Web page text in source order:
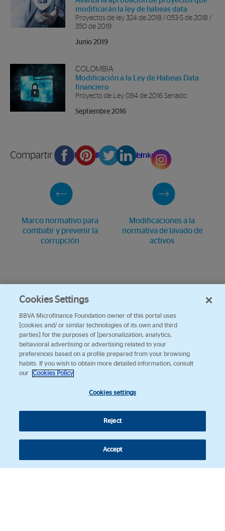
modificarán la ley de habeas data
Proyectos de ley 324 de 2018 / 053-S de 2018 /
350 de 2019
Junio 2019
COLOMBIA
Modificación a la Ley de Habeas Data
financiero
Proyecto de Ley 094 de 2016 Senado
Septiembre 2016
Compartir en FacebookPinterestTwitterLinkedin
Marco normativo para
combatir y prevenir la
corrupción
Modificaciones a la
normativa de lavado de
activos
Cookies Settings
BBVA Microfinance Foundation owner of this portal uses
[cookies and/ or similar technologies of its own and third
parties] for the purposes of [personalization, analytics,
behavioral advertising or advertising related to your
preferences based on a profile prepared from your browsing
habits. If you wish to obtain more detailed information, consult
our
Cookies Policy
Cookies settings
Reject
Accept